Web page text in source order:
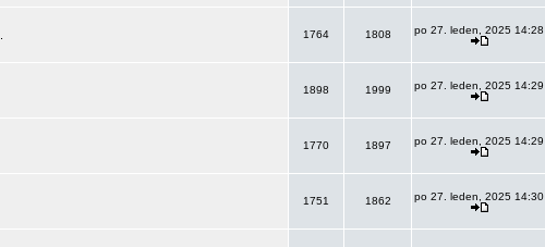
1764 1808 po 27. leden, 2025 14:28
1898 1999 po 27. leden, 2025 14:29
1770 1897 po 27. leden, 2025 14:29
1751 1862 po 27. leden, 2025 14:30